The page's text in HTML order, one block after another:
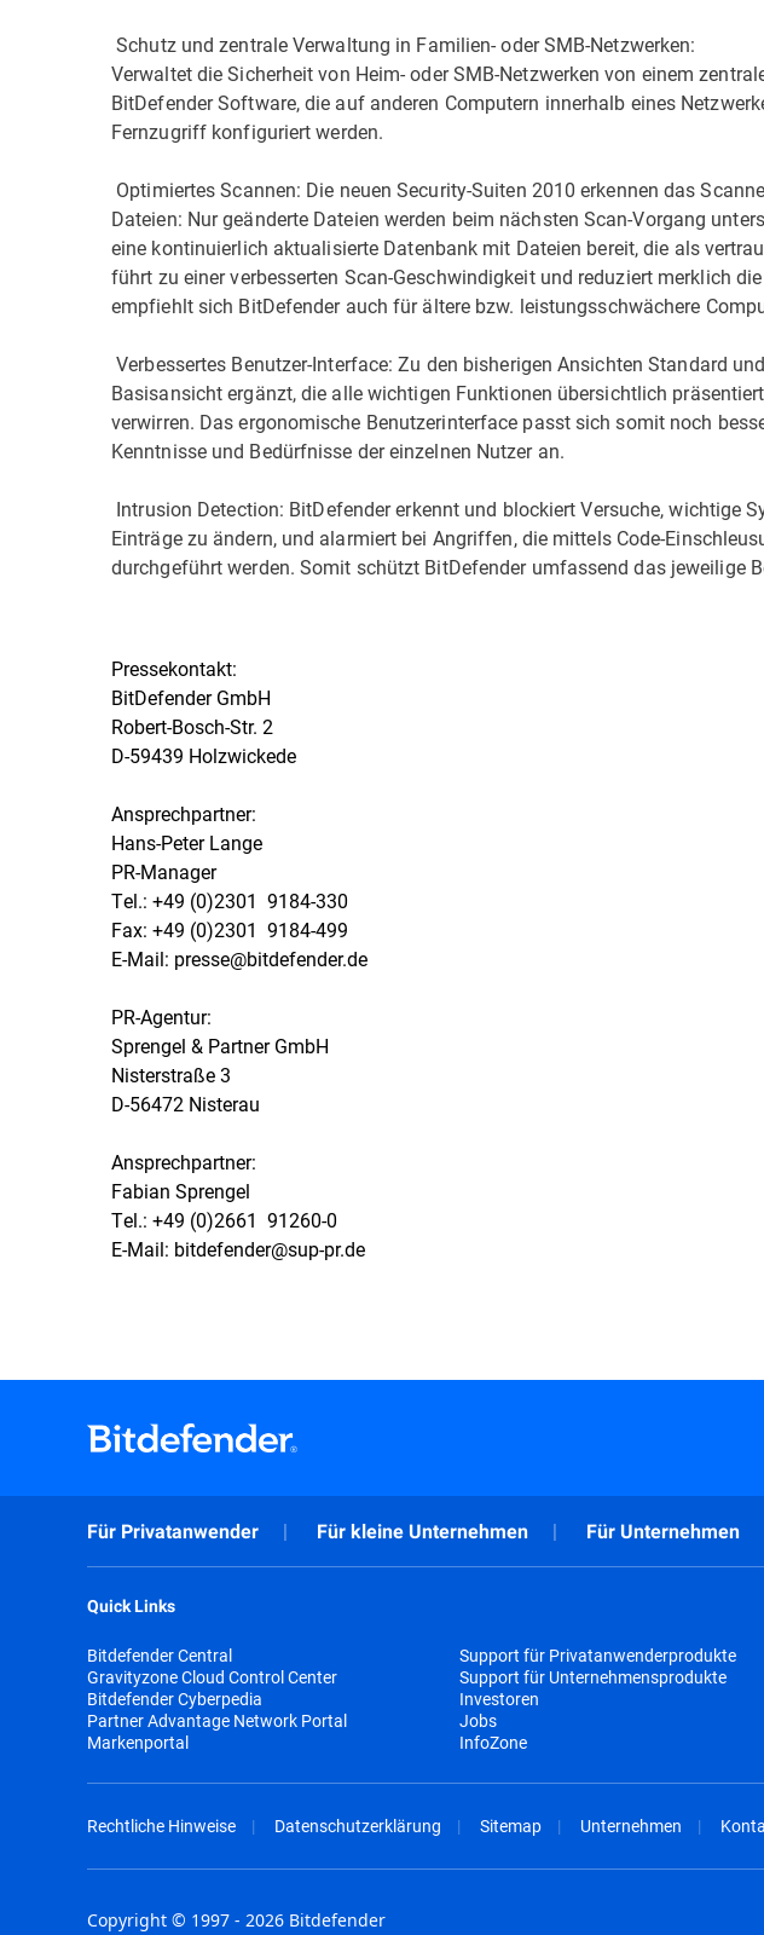
 Schutz und zentrale Verwaltung in Familien- oder SMB-Netzwerken:
Verwaltet die Sicherheit von Heim- oder SMB-Netzwerken von einem
BitDefender Software, die auf anderen Computern innerhalb eines
Fernzugriff konfiguriert werden.
 Optimiertes Scannen: Die neuen Security-Suiten 2010 erkennen das
Dateien: Nur geänderte Dateien werden beim nächsten Scan-Vorgang
eine kontinuierlich aktualisierte Datenbank mit Dateien bereit, die als
führt zu einer verbesserten Scan-Geschwindigkeit und reduziert merklich
empfiehlt sich BitDefender auch für ältere bzw. leistungsschwächere
 Verbessertes Benutzer-Interface: Zu den bisherigen Ansichten Standard
Basisansicht ergänzt, die alle wichtigen Funktionen übersichtlich
verwirren. Das ergonomische Benutzerinterface passt sich somit noch
Kenntnisse und Bedürfnisse der einzelnen Nutzer an.
 Intrusion Detection: BitDefender erkennt und blockiert Versuche, wichtige
Einträge zu ändern, und alarmiert bei Angriffen, die mittels Code-
durchgeführt werden. Somit schützt BitDefender umfassend das jeweilige
Pressekontakt:
BitDefender GmbH
Robert-Bosch-Str. 2
D-59439 Holzwickede
Ansprechpartner:
Hans-Peter Lange
PR-Manager
Tel.: +49 (0)2301  9184-330
Fax: +49 (0)2301  9184-499
E-Mail: presse@bitdefender.de
PR-Agentur:
Sprengel & Partner GmbH
Nisterstraße 3
D-56472 Nisterau
Ansprechpartner:
Fabian Sprengel
Tel.: +49 (0)2661  91260-0
E-Mail: bitdefender@sup-pr.de
Für Privatanwender Für kleine Unternehmen Für Unternehmen
Quick Links
Bitdefender Central
Gravityzone Cloud Control Center
Bitdefender Cyberpedia
Partner Advantage Network Portal
Markenportal
Support für Privatanwenderprodukte
Support für Unternehmensprodukte
Investoren
Jobs
InfoZone
Rechtliche Hinweise Datenschutzerklärung Sitemap Unternehmen
Copyright © 1997 - 2026 Bitdefender